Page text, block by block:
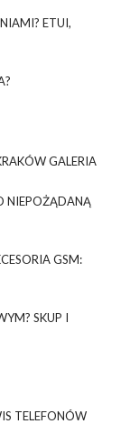
ETUI,
GALERIA
NIEPOŻĄDANĄ
GSM:
SKUP I
TELEFONÓW